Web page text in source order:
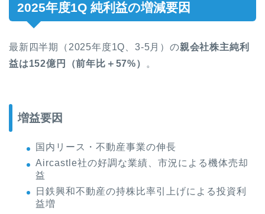
2025年度1Q 純利益の増減要因
最新四半期（2025年度1Q、3-5月）の親会社株主純利
益は152億円（前年比＋57%）
。
増益要因
国内リース・不動産事業の伸長
Aircastle社の好調な業績、市況による機体売却
益
日鉄興和不動産の持株比率引上げによる投資利
益増